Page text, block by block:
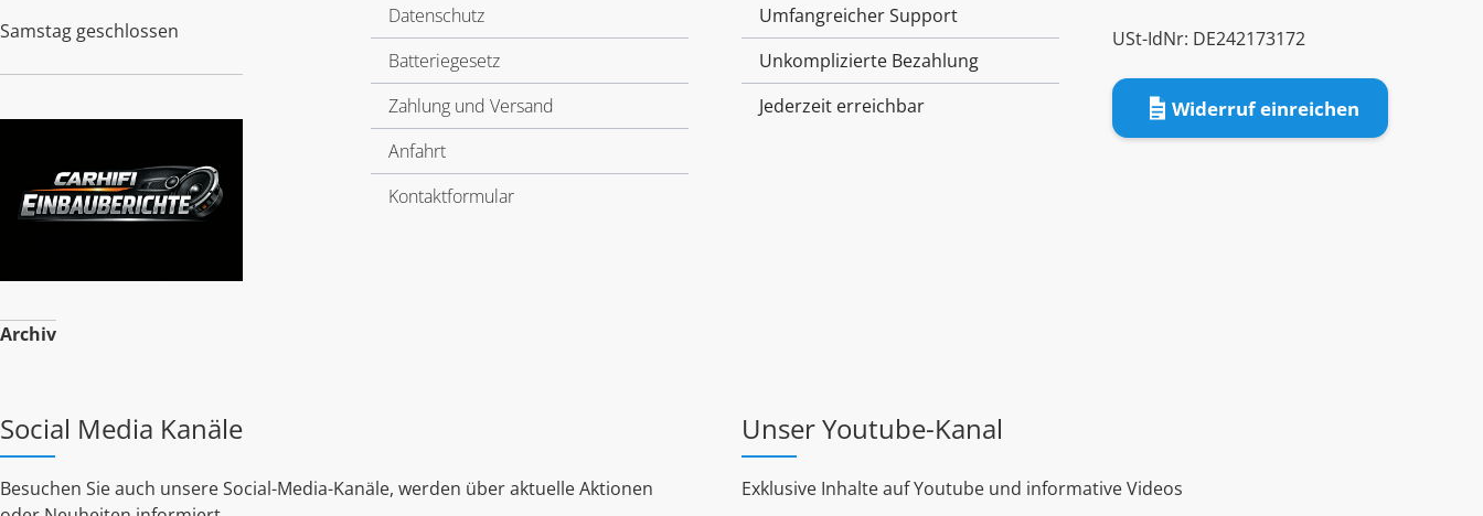
Samstag geschlossen
Archiv
Datenschutz
Batteriegesetz
Zahlung und Versand
Anfahrt
Kontaktformular
Umfangreicher Support
Unkomplizierte Bezahlung
Jederzeit erreichbar
USt-IdNr: DE242173172
Widerruf einreichen
Social Media Kanäle
Besuchen Sie auch unsere Social-Media-Kanäle, werden über aktuelle Aktionen
Unser Youtube-Kanal
Exklusive Inhalte auf Youtube und informative Videos